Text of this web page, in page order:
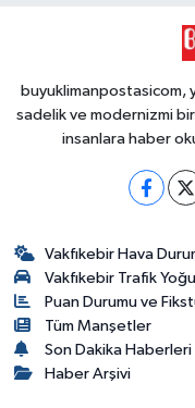
buyuklimanpostasicom,
sadelik ve modernizmi
insanlara haber
Vakfıkebir Hava
Vakfıkebir Trafik
Puan Durumu ve
Tüm Manşetler
Son Dakika Haberleri
Haber Arşivi